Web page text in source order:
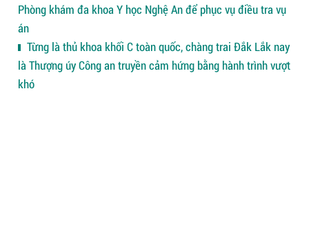
Phòng khám đa khoa Y học Nghệ An để phục vụ điều tra vụ
án
Từng là thủ khoa khối C toàn quốc, chàng trai Đắk Lắk nay
là Thượng úy Công an truyền cảm hứng bằng hành trình vượt
khó